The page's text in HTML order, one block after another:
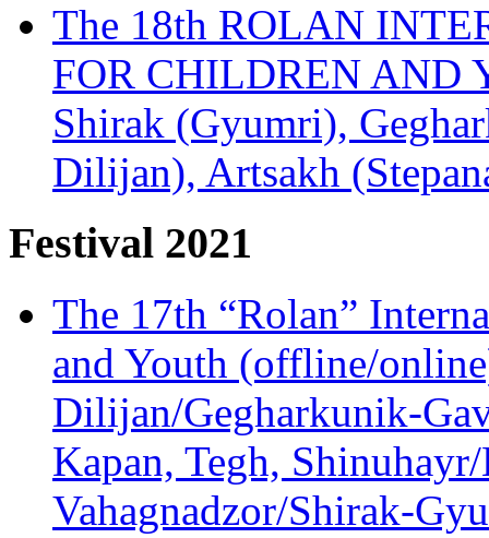
The 18th ROLAN
FOR CHILDREN AND
Shirak (Gyumri),
Dilijan), Artsakh
Festival 2021
The 17th “Rolan”
and Youth (offline/
Dilijan/Gegharkunik-
Kapan, Tegh,
Vahagnadzor/Shirak-